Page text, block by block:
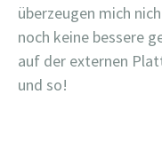
überzeugen mich
noch keine bessere
auf der externen
und so!